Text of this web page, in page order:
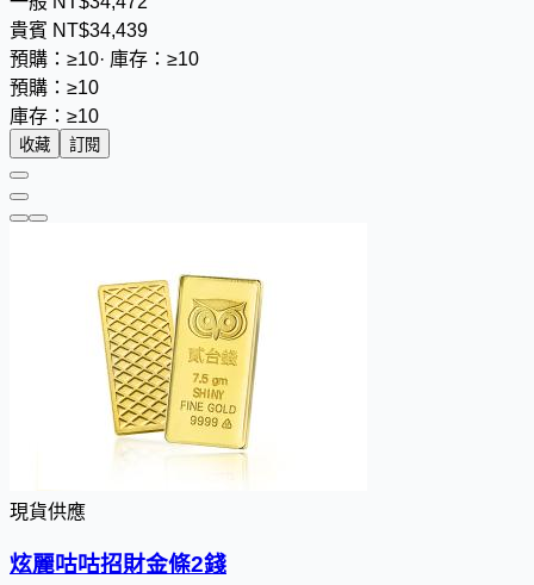
貴賓 NT$34,439
預購：≥10· 庫存：≥10
預購：≥10
庫存：≥10
收藏 訂閱
現貨供應
炫麗咕咕招財金條2錢